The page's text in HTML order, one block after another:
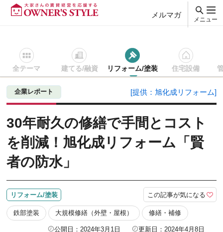
メルマガ
メニュー
全テーマ 建てる/融資 リフォーム/塗装 住宅設備
賃貸経営ＴＯＰ リフォーム/塗装 記事を読む 30年耐久の
企業レポート [提供：旭化成リフォーム]
30年耐久の修繕で手間とコスト
を削減！旭化成リフォーム「賢
者の防水」
リフォーム/塗装
鉄部塗装 大規模修繕（外壁・屋根） 修繕・補修
この記事が気になる
公開日：2024年3月1日 更新日：2024年4月8日